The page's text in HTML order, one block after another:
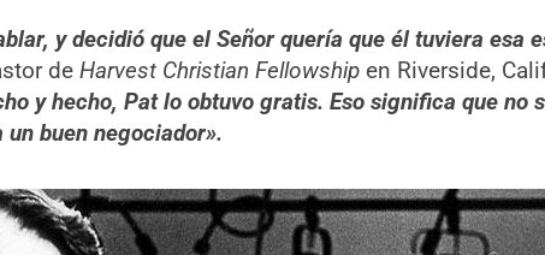
y decidió que el Señor quería que él tuviera esa
de Harvest Christian Fellowshipen Riverside,
y hecho, Pat lo obtuvo gratis. Eso significa que no
buen negociador».